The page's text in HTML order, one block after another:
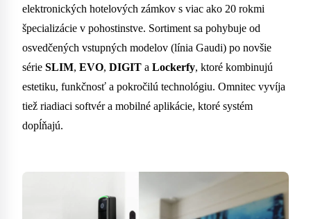
elektronických hotelových zámkov s viac ako 20 rokmi
špecializácie v pohostinstve. Sortiment sa pohybuje od
osvedčených vstupných modelov (línia Gaudi) po novšie
série SLIM, EVO, DIGIT a Lockerfy, ktoré kombinujú
estetiku, funkčnosť a pokročilú technológiu. Omnitec vyvíja
tiež riadiaci softvér a mobilné aplikácie, ktoré systém
dopĺňajú.